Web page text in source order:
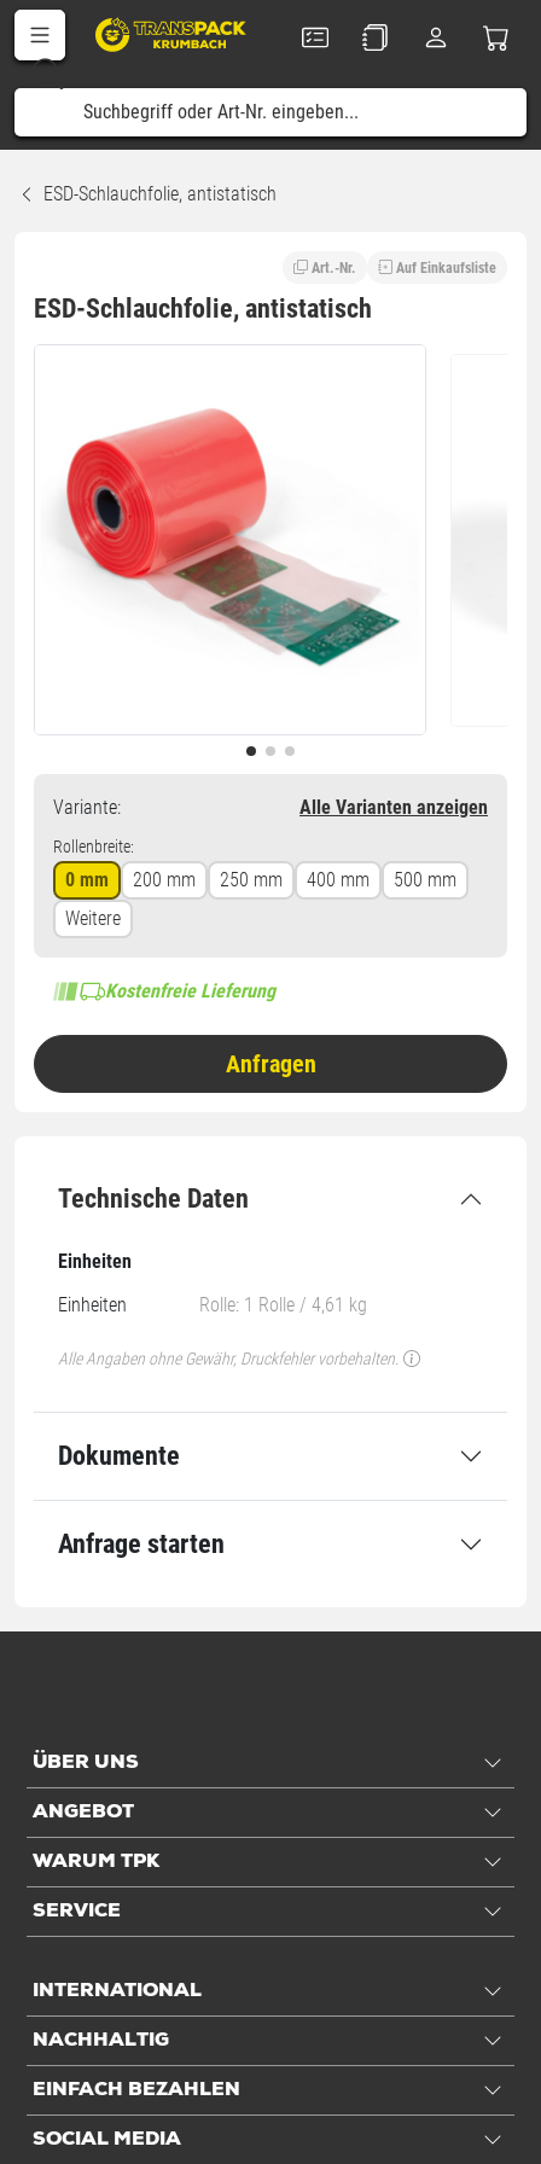
ESD-Schlauchfolie, antistatisch
Technische Daten
Einheiten
Einheiten
Rolle: 1 Rolle / 4,61 kg
Alle Angaben ohne Gewähr, Druckfehler vorbehalten.
Dokumente
Anfrage starten
Art.-Nr. Auf Einkaufsliste
ESD-Schlauchfolie, antistatisch
Variante: Alle Varianten anzeigen
Rollenbreite:
0 mm 200 mm 250 mm 400 mm
500 mm
Weitere
Kostenfreie Lieferung
Anfragen
ÜBER UNS
ANGEBOT
WARUM TPK
SERVICE
INTERNATIONAL
NACHHALTIG
EINFACH BEZAHLEN
SOCIAL MEDIA